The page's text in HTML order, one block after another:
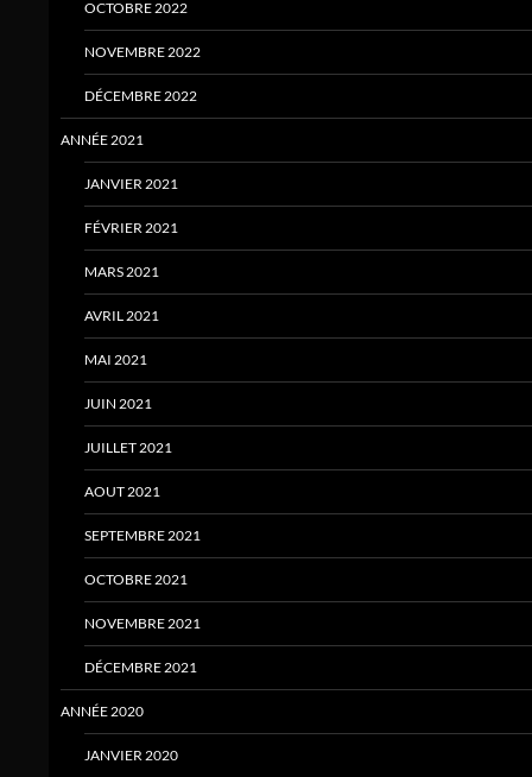
OCTOBRE 2022
NOVEMBRE 2022
DÉCEMBRE 2022
ANNÉE 2021
JANVIER 2021
FÉVRIER 2021
MARS 2021
AVRIL 2021
MAI 2021
JUIN 2021
JUILLET 2021
AOUT 2021
SEPTEMBRE 2021
OCTOBRE 2021
NOVEMBRE 2021
DÉCEMBRE 2021
ANNÉE 2020
JANVIER 2020